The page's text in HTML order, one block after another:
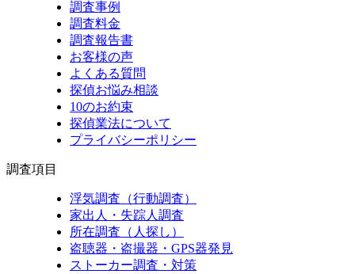
調査事例
調査料金
調査報告書
お客様の声
よくある質問
探偵お悩み相談
10のお約束
探偵業法について
プライバシーポリシー
調査項目
浮気調査（行動調査）
家出人・失踪人調査
所在調査（人探し）
盗聴器・盗撮器・GPS器発見
ストーカー調査・対策